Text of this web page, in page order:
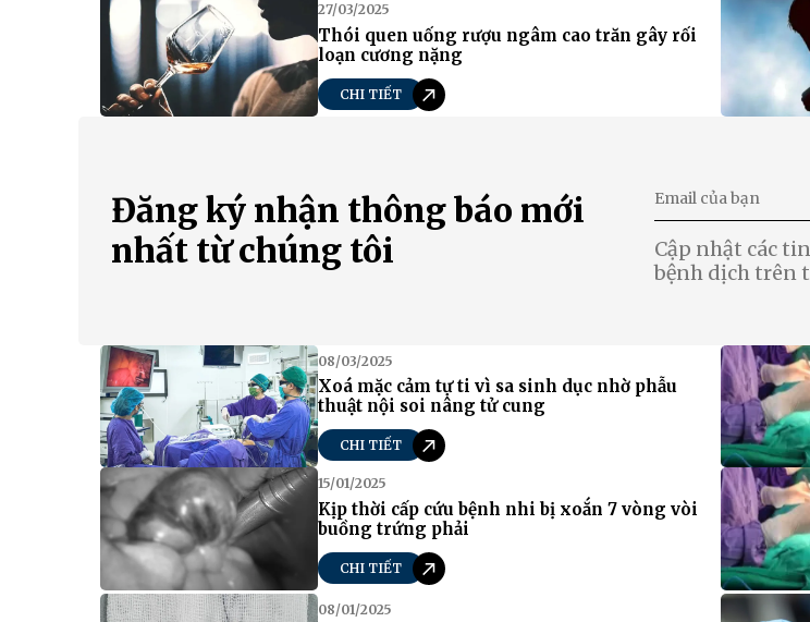
27/03/2025
Thói quen uống rượu ngâm cao trăn gây rối
loạn cương nặng
CHI TIẾT
Đăng ký nhận thông báo mới
nhất từ chúng tôi
Cập nhật các
bệnh dịch trên
08/03/2025
Xoá mặc cảm tự ti vì sa sinh dục nhờ phẫu
thuật nội soi nâng tử cung
CHI TIẾT
15/01/2025
Kịp thời cấp cứu bệnh nhi bị xoắn 7 vòng vòi
buồng trứng phải
CHI TIẾT
08/01/2025